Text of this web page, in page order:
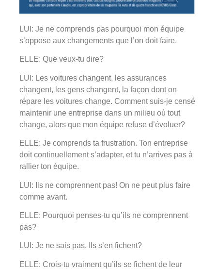
LUI: Je ne comprends pas pourquoi mon équipe
s’oppose aux changements que l’on doit faire.
ELLE: Que veux-tu dire?
LUI: Les voitures changent, les assurances
changent, les gens changent, la façon dont on
répare les voitures change. Comment suis-je censé
maintenir une entreprise dans un milieu où tout
change, alors que mon équipe refuse d’évoluer?
ELLE: Je comprends ta frustration. Ton entreprise
doit continuellement s’adapter, et tu n’arrives pas à
rallier ton équipe.
LUI: Ils ne comprennent pas! On ne peut plus faire
comme avant.
ELLE: Pourquoi penses-tu qu’ils ne comprennent
pas?
LUI: Je ne sais pas. Ils s’en fichent?
ELLE: Crois-tu vraiment qu’ils se fichent de leur